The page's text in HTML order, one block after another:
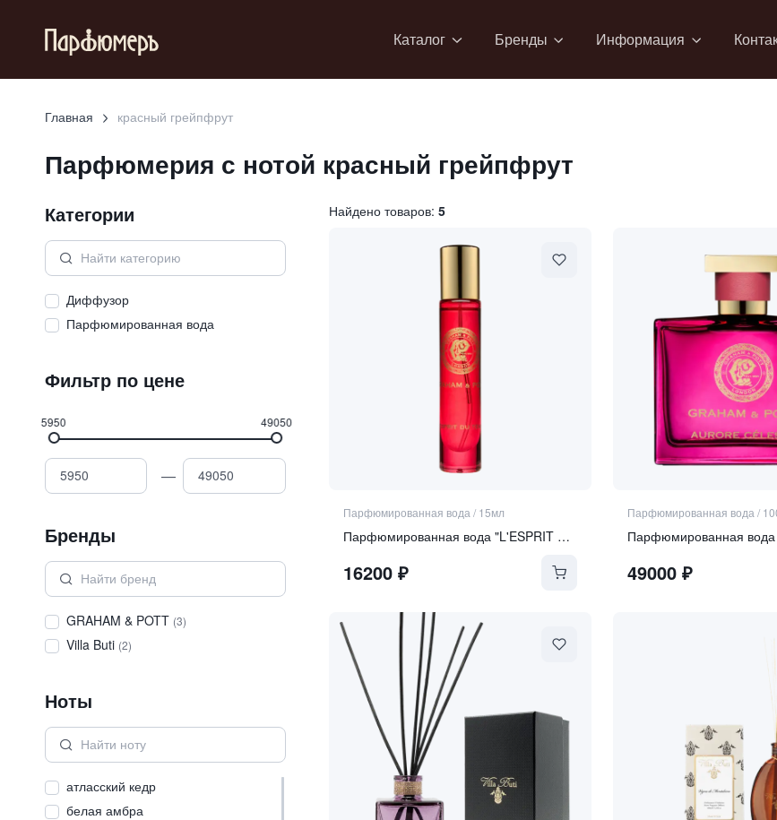
Каталог Бренды Информация
Главная красный грейпфрут
Парфюмерия с нотой красный грейпфрут
Найдено товаров: 5
Парфюмированная вода / 15мл
Парфюмированная вода "L'ESPRIT DU TEMPS"
16200₽
Парфюмированная вода /
49000₽
Категории
Диффузор
Парфюмированная вода
Фильтр по цене
5950 49050
—
Бренды
GRAHAM & POTT (3)
Villa Buti (2)
Ноты
атласский кедр
белая амбра